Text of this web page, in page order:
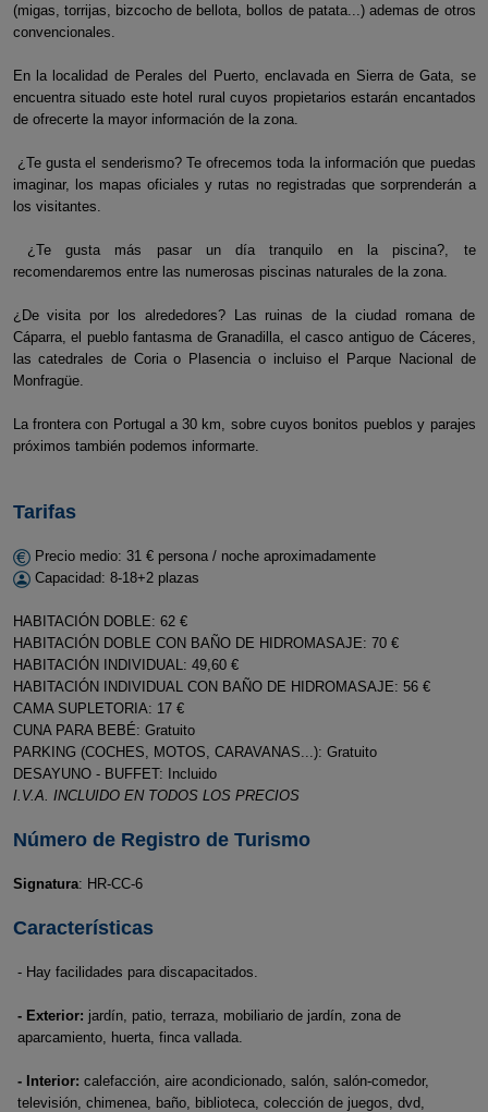
(migas, torrijas, bizcocho de bellota, bollos de patata...) ademas de otros
convencionales.
En la localidad de Perales del Puerto, enclavada en Sierra de Gata, se
encuentra situado este hotel rural cuyos propietarios estarán encantados
de ofrecerte la mayor información de la zona.
¿Te gusta el senderismo? Te ofrecemos toda la información que puedas
imaginar, los mapas oficiales y rutas no registradas que sorprenderán a
los visitantes.
¿Te gusta más pasar un día tranquilo en la piscina?, te
recomendaremos entre las numerosas piscinas naturales de la zona.
¿De visita por los alrededores? Las ruinas de la ciudad romana de
Cáparra, el pueblo fantasma de Granadilla, el casco antiguo de Cáceres,
las catedrales de Coria o Plasencia o incluiso el Parque Nacional de
Monfragüe.
La frontera con Portugal a 30 km, sobre cuyos bonitos pueblos y parajes
próximos también podemos informarte.
Tarifas
Precio medio: 31 € persona / noche aproximadamente
Capacidad: 8-18+2 plazas
HABITACIÓN DOBLE: 62 €
HABITACIÓN DOBLE CON BAÑO DE HIDROMASAJE: 70 €
HABITACIÓN INDIVIDUAL: 49,60 €
HABITACIÓN INDIVIDUAL CON BAÑO DE HIDROMASAJE: 56 €
CAMA SUPLETORIA: 17 €
CUNA PARA BEBÉ: Gratuito
PARKING (COCHES, MOTOS, CARAVANAS...): Gratuito
DESAYUNO - BUFFET: Incluido
I.V.A. INCLUIDO EN TODOS LOS PRECIOS
Número de Registro de Turismo
Signatura: HR-CC-6
Características
- Hay facilidades para discapacitados.
- Exterior: jardín, patio, terraza, mobiliario de jardín, zona de
aparcamiento, huerta, finca vallada.
- Interior: calefacción, aire acondicionado, salón, salón-comedor,
televisión, chimenea, baño, biblioteca, colección de juegos, dvd,